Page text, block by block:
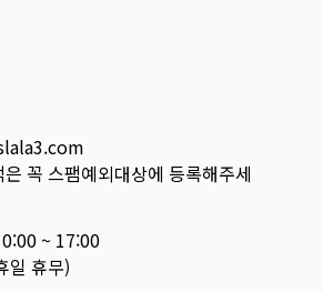
꼭 스팸예외대상에 등록해주세
~ 17:00
일 휴무)